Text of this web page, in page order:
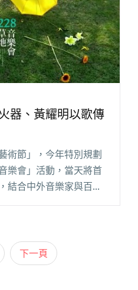
器、黃耀明以歌傳
術節」，今年特別規劃
樂會」活動，當天將首
結合中外音樂家與百人
，包括：荷蘭《好聲
下一頁